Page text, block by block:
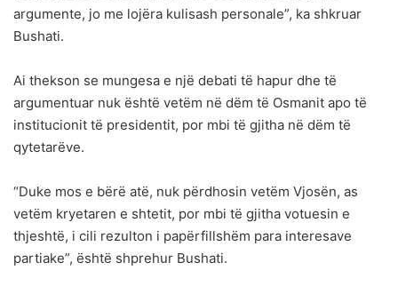
argumente, jo me lojëra kulisash personale”, ka shkruar
Bushati.
Ai thekson se mungesa e një debati të hapur dhe të
argumentuar nuk është vetëm në dëm të Osmanit apo të
institucionit të presidentit, por mbi të gjitha në dëm të
qytetarëve.
“Duke mos e bërë atë, nuk përdhosin vetëm Vjosën, as
vetëm kryetaren e shtetit, por mbi të gjitha votuesin e
thjeshtë, i cili rezulton i papërfillshëm para interesave
partiake”, është shprehur Bushati.